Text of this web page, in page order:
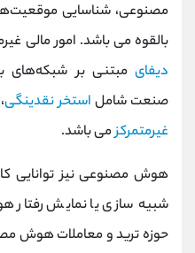
مصنوعی، شناسایی
بالقوه می باشد. امور مالی
دیفای مبتنی بر شبکه‌های
صنعت شامل استخر نقدینگی
غیرمتمرکزمی باشد.
هوش مصنوعی نیز توانایی
شبیه‌ سازی یا نمایش رفتار
حوزه ترید و معاملات هوش